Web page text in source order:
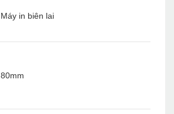
Máy in biên lai
80mm